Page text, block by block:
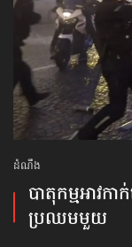
ដំណឹង
បាតុកម្មអាវក
ប្រឈម​មួយ